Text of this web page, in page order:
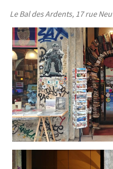
Le Bal des Ardents, 17 rue